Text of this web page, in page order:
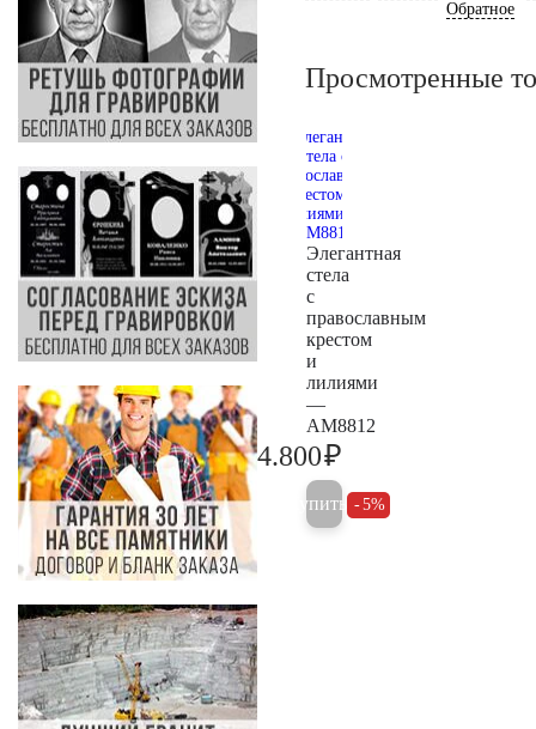
Обратное
Просмотренные
Элегантная
стела
с
православным
крестом
и
лилиями
—
AM8812
4.800₽
Купить 5%